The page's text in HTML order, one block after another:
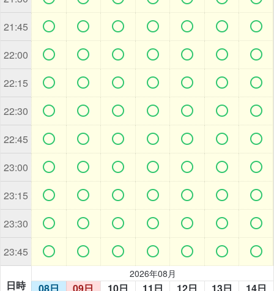
21:45       
22:00       
22:15       
22:30       
22:45       
23:00       
23:15       
23:30       
23:45       
日時
2026年08月
08日 09日 10日 11日 12日 13日 14日